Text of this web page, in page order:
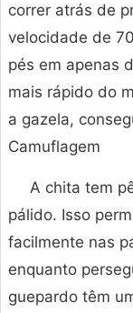
correr atrás de
velocidade de
pés em apenas
mais rápido do
a gazela,
Camuflagem
A chita tem
pálido. Isso
facilmente nas
enquanto
guepardo têm